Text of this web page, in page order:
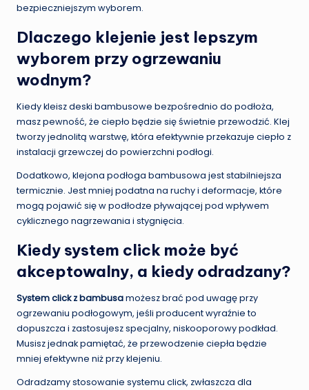
bezpieczniejszym wyborem.
Dlaczego klejenie jest lepszym
wyborem przy ogrzewaniu
wodnym?
Kiedy kleisz deski bambusowe bezpośrednio do podłoża,
masz pewność, że ciepło będzie się świetnie przewodzić. Klej
tworzy jednolitą warstwę, która efektywnie przekazuje ciepło z
instalacji grzewczej do powierzchni podłogi.
Dodatkowo, klejona podłoga bambusowa jest stabilniejsza
termicznie. Jest mniej podatna na ruchy i deformacje, które
mogą pojawić się w podłodze pływającej pod wpływem
cyklicznego nagrzewania i stygnięcia.
Kiedy system click może być
akceptowalny, a kiedy odradzany?
System click z bambusamożesz brać pod uwagę przy
ogrzewaniu podłogowym, jeśli producent wyraźnie to
dopuszcza i zastosujesz specjalny, niskooporowy podkład.
Musisz jednak pamiętać, że przewodzenie ciepła będzie
mniej efektywne niż przy klejeniu.
Odradzamy stosowanie systemu click, zwłaszcza dla